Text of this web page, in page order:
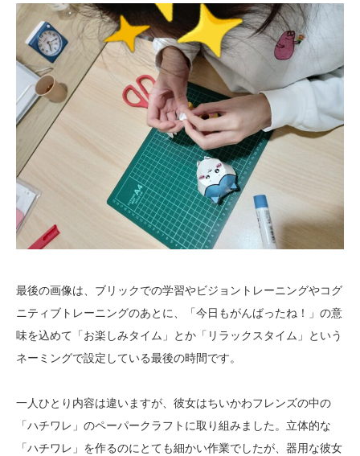
最後の画像は、ブリックでの学習やビジョントレーニングやコグ
ニティブトレーニングのあとに、「今日もがんばったね！」の意
味を込めて「お楽しみタイム」とか「リラックスタイム」という
ネーミングで設定している最後の時間です。
一人ひとり内容は違いますが、彼女はちいかわフレンズの中の
「ハチワレ」のペーパークラフトに取り組みました。立体的な
「ハチワレ」を作るのにとても細かい作業でしたが、器用な彼女